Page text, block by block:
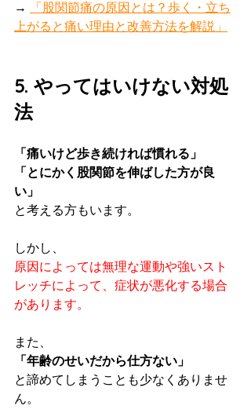
→
「股関節痛の原因とは？歩く・立ち
上がると痛い理由と改善方法を解説」
5. やってはいけない対処
法
「痛いけど歩き続ければ慣れる」
「とにかく股関節を伸ばした方が良
い」
と考える方もいます。
しかし、
原因によっては無理な運動や強いスト
レッチによって、症状が悪化する場合
があります。
また、
「年齢のせいだから仕方ない」
と諦めてしまうことも少なくありませ
ん。